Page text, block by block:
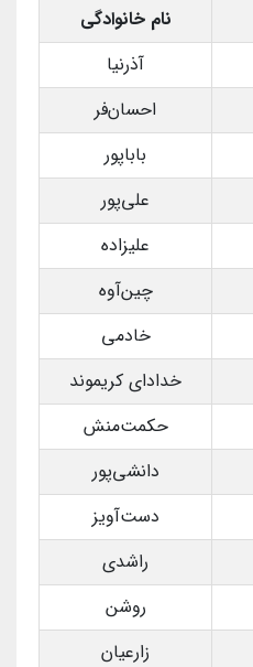
نام خانوادگی
آذرنیا
احسان‌فر
باباپور
علی‌پور
علیزاده
چین‌آوه
خادمی
خدادای کریموند
حکمت‌منش
دانشی‌پور
دست‌آویز
راشدی
روشن
زارعیان